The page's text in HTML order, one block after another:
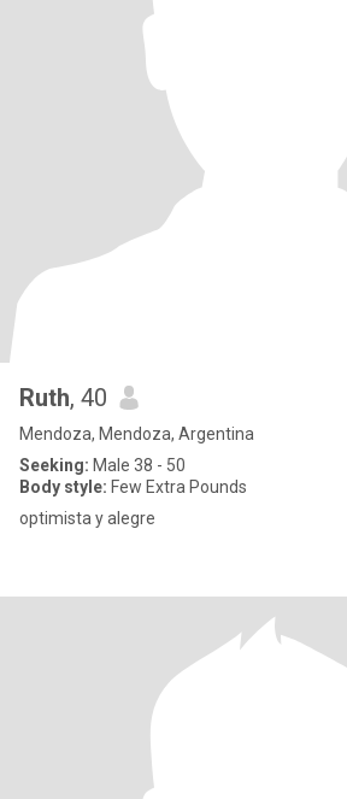
Ruth, 40
Mendoza, Mendoza, Argentina
Seeking: Male 38 - 50
Body style: Few Extra Pounds
optimista y alegre